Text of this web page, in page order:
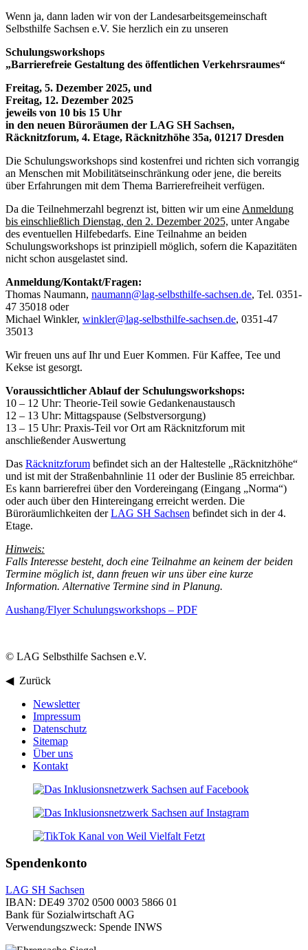
Wenn ja, dann laden wir von der Landesarbeitsgemeinschaft
Selbsthilfe Sachsen e.V. Sie herzlich ein zu unseren
Schulungsworkshops
„Barrierefreie Gestaltung des öffentlichen Verkehrsraumes“
Freitag, 5. Dezember 2025, und
Freitag, 12. Dezember 2025
jeweils von 10 bis 15 Uhr
in den neuen Büroräumen der LAG SH Sachsen,
Räcknitzforum, 4. Etage, Räcknitzhöhe 35a, 01217 Dresden
Die Schulungsworkshops sind kostenfrei und richten sich vorrangig
an Menschen mit Mobilitätseinschränkung oder jene, die bereits
über Erfahrungen mit dem Thema Barrierefreiheit verfügen.
Da die Teilnehmerzahl begrenzt ist, bitten wir um eine Anmeldung
bis einschließlich Dienstag, den 2. Dezember 2025, unter Angabe
des eventuellen Hilfebedarfs. Eine Teilnahme an beiden
Schulungsworkshops ist prinzipiell möglich, sofern die Kapazitäten
nicht schon ausgelastet sind.
Anmeldung/Kontakt/Fragen:
Thomas Naumann, naumann@lag-selbsthilfe-sachsen.de, Tel. 0351-
47 35018 oder
Michael Winkler, winkler@lag-selbsthilfe-sachsen.de, 0351-47
35013
Wir freuen uns auf Ihr und Euer Kommen. Für Kaffee, Tee und
Kekse ist gesorgt.
Voraussichtlicher Ablauf der Schulungsworkshops:
10 – 12 Uhr: Theorie-Teil sowie Gedankenaustausch
12 – 13 Uhr: Mittagspause (Selbstversorgung)
13 – 15 Uhr: Praxis-Teil vor Ort am Räcknitzforum mit
anschließender Auswertung
Das Räcknitzforum befindet sich an der Haltestelle „Räcknitzhöhe“
und ist mit der Straßenbahnlinie 11 oder der Buslinie 85 erreichbar.
Es kann barrierefrei über den Vordereingang (Eingang „Norma“)
oder auch über den Hintereingang erreicht werden. Die
Büroräumlichkeiten derLAG SH Sachsen befindet sich in der 4.
Etage.
Hinweis:
Falls Interesse besteht, doch eine Teilnahme an keinem der beiden
Termine möglich ist, dann freuen wir uns über eine kurze
Information. Alternative Termine sind in Planung.
Aushang/Flyer Schulungsworkshops – PDF
© LAG Selbsthilfe Sachsen e.V.
◀ Zurück
Newsletter
Impressum
Datenschutz
Sitemap
Über uns
Kontakt
Spendenkonto
LAG SH Sachsen
IBAN: DE49 3702 0500 0003 5866 01
Bank für Sozialwirtschaft AG
Verwendungszweck: Spende INWS